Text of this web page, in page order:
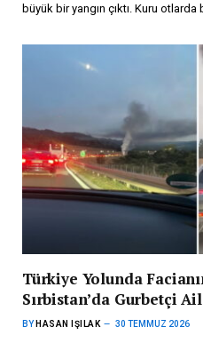
büyük bir yangın çıktı. Kuru otlarda
Türkiye Yolunda
Sırbistan’da Gurbetçi
BY HASAN IŞILAK 30 TEMMUZ 2026